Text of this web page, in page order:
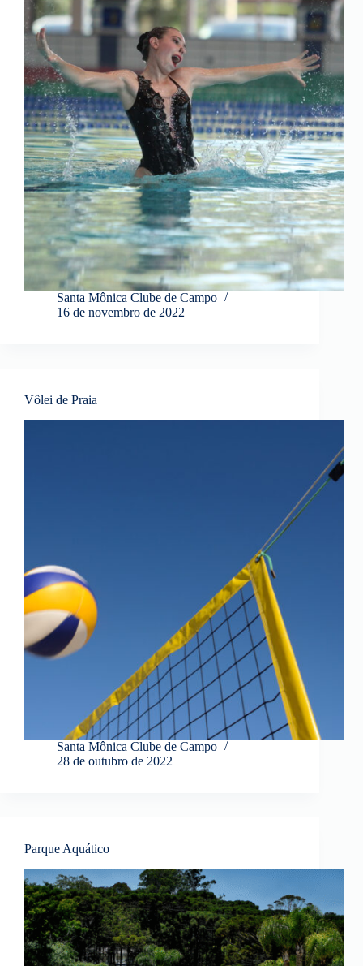
Santa Mônica Clube de Campo
16 de novembro de 2022
Vôlei de Praia
Santa Mônica Clube de Campo
28 de outubro de 2022
Parque Aquático